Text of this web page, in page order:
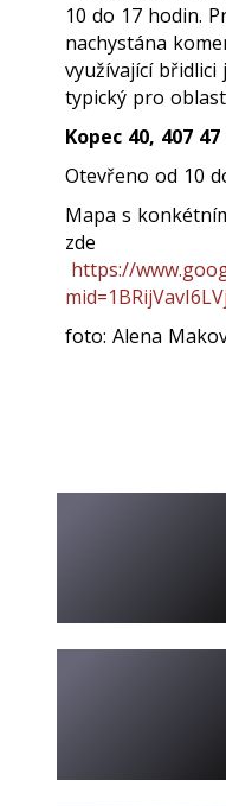
10 do 17 hodin.
nachystána
využívající
typický pro
Kopec 40, 407
Otevřeno od 10
Mapa s
zde
https://
foto: Alena